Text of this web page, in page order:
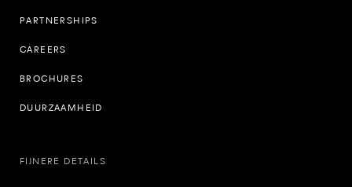
PARTNERSHIPS
CAREERS
BROCHURES
DUURZAAMHEID
FIJNERE DETAILS